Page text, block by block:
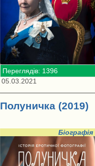
Переглядів: 1396
05.03.2021
Полуничка (2019)
Біографія